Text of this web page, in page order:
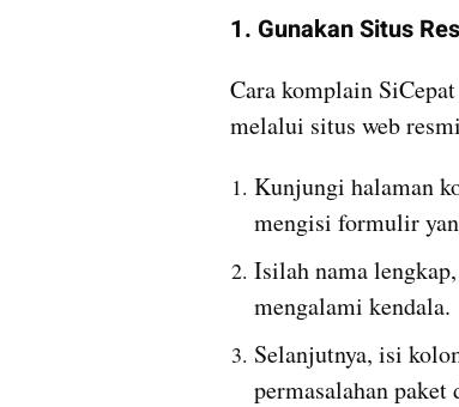
1. Gunakan Situs
Cara komplain
melalui situs web
Kunjungi halaman
mengisi formulir
Isilah nama
mengalami kendala.
Selanjutnya, isi
permasalahan paket